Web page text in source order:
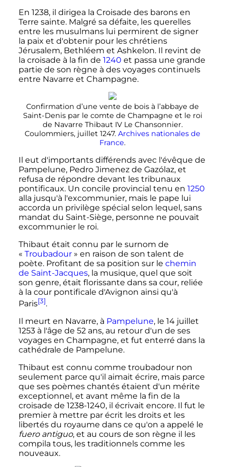
En 1238, il dirigea la Croisade des barons en
Terre sainte. Malgré sa défaite, les querelles
entre les musulmans lui permirent de signer
la paix et d'obtenir pour les chrétiens
Jérusalem, Bethléem et Ashkelon. Il revint de
la croisade à la fin de 1240 et passa une grande
partie de son règne à des voyages continuels
entre Navarre et Champagne.
Confirmation d’une vente de bois à l’abbaye de
Saint-Denis par le comte de Champagne et le roi
de Navarre Thibaut IVLe Chansonnier.
Coulommiers, juillet 1247. Archives nationales de
France.
Il eut d'importants différends avec l'évêque de
Pampelune, Pedro Jimenez de Gazólaz, et
refusa de répondre devant les tribunaux
pontificaux. Un concile provincial tenu en 1250
alla jusqu'à l'excommunier, mais le pape lui
accorda un privilège spécial selon lequel, sans
mandat du Saint-Siège, personne ne pouvait
excommunier le roi.
Thibaut était connu par le surnom de
« Troubadour » en raison de son talent de
poète. Profitant de sa position sur le chemin
de Saint-Jacques, la musique, quel que soit
son genre, était florissante dans sa cour, reliée
à la cour pontificale d'Avignon ainsi qu'à
Paris[3].
Il meurt en Navarre, à Pampelune, le 14 juillet
1253à l'âge de 52 ans, au retour d'un de ses
voyages en Champagne, et fut enterré dans la
cathédrale de Pampelune.
Thibaut est connu comme troubadour non
seulement parce qu'il aimait écrire, mais parce
que ses poèmes chantés étaient d'un mérite
exceptionnel, et avant même la fin de la
croisade de 1238-1240, il écrivait encore. Il fut le
premier à mettre par écrit les droits et les
libertés du royaume dans ce qu'on a appelé le
fuero antiguo, et au cours de son règne il les
compila tous, les traditionnels comme les
nouveaux.